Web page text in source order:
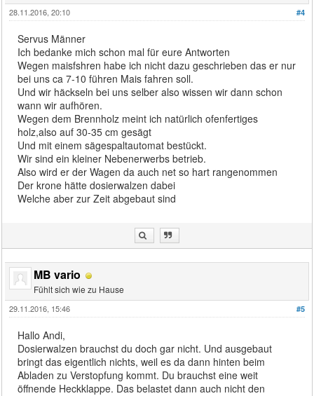
#4
28.11.2016, 20:10
Servus Männer
Ich bedanke mich schon mal für eure Antworten
Wegen maisfshren habe ich nicht dazu geschrieben das er nur
bei uns ca 7-10 führen Mais fahren soll.
Und wir häckseln bei uns selber also wissen wir dann schon
wann wir aufhören.
Wegen dem Brennholz meint ich natürlich ofenfertiges
holz,also auf 30-35 cm gesägt
Und mit einem sägespaltautomat bestückt.
Wir sind ein kleiner Nebenerwerbs betrieb.
Also wird er der Wagen da auch net so hart rangenommen
Der krone hätte dosierwalzen dabei
Welche aber zur Zeit abgebaut sind
MB vario
Fühlt sich wie zu Hause
#5
29.11.2016, 15:46
Hallo Andi,
Dosierwalzen brauchst du doch gar nicht. Und ausgebaut
bringt das eigentlich nichts, weil es da dann hinten beim
Abladen zu Verstopfung kommt. Du brauchst eine weit
öffnende Heckklappe. Das belastet dann auch nicht den